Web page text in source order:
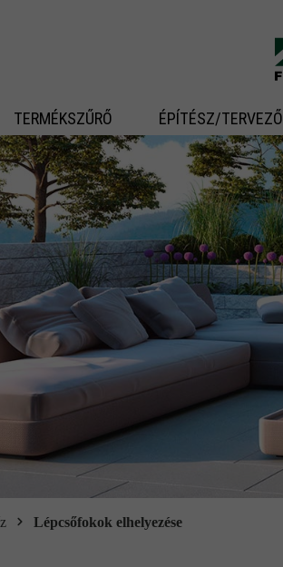
TERMÉKSZŰRŐ ÉPÍTÉSZ/TERVEZŐ
Lépcsőfokok elhelyezése